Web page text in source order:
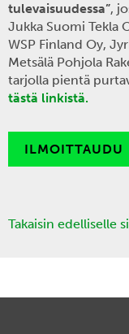
tulevaisuudessa”,
Jukka Suomi Tekla
WSP Finland Oy,
Metsälä Pohjola
tarjolla pientä
tästä linkistä.
ILMOITTAUDU
Takaisin edelliselle